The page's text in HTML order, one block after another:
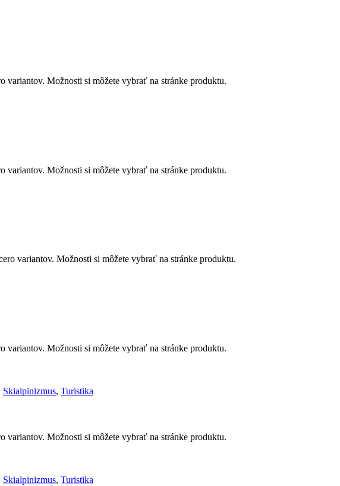
variantov. Možnosti si môžete vybrať na stránke produktu.
variantov. Možnosti si môžete vybrať na stránke produktu.
variantov. Možnosti si môžete vybrať na stránke produktu.
variantov. Možnosti si môžete vybrať na stránke produktu.
Skialpinizmus, Turistika
variantov. Možnosti si môžete vybrať na stránke produktu.
Skialpinizmus, Turistika